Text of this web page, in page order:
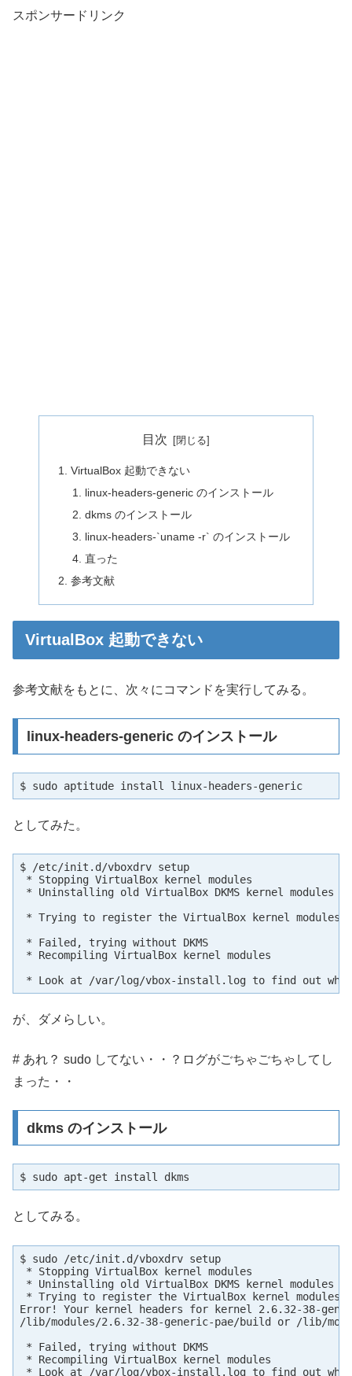
スポンサードリンク
目次
VirtualBox 起動できない
linux-headers-generic のインストール
dkms のインストール
linux-headers-`uname -r` のインストール
直った
参考文献
VirtualBox 起動できない
参考文献をもとに、次々にコマンドを実行してみる。
linux-headers-generic のインストール
$ sudo aptitude install linux-headers-generic
としてみた。
$ /etc/init.d/vboxdrv setup
* Stopping VirtualBox kernel modules
* Uninstalling old VirtualBox DKMS kernel modules
* Trying to register the VirtualBox kernel modules
* Failed, trying without DKMS
* Recompiling VirtualBox kernel modules
* Look at /var/log/vbox-install.log to find out what
が、ダメらしい。
# あれ？ sudo してない・・？ログがごちゃごちゃしてし
まった・・
dkms のインストール
$ sudo apt-get install dkms
としてみる。
$ sudo /etc/init.d/vboxdrv setup
* Stopping VirtualBox kernel modules
* Uninstalling old VirtualBox DKMS kernel modules
* Trying to register the VirtualBox kernel modules
Error! Your kernel headers for kernel 2.6.32-38-
/lib/modules/2.6.32-38-generic-pae/build or /lib/
* Failed, trying without DKMS
* Recompiling VirtualBox kernel modules
* Look at /var/log/vbox-install.log to find out what